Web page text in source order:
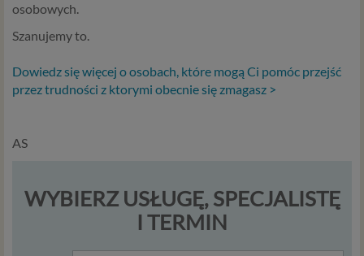
osobowych.
Szanujemy to.
Dowiedz się więcej o osobach, które mogą Ci pomóc przejść
przez trudności z ktorymi obecnie się zmagasz >
AS
WYBIERZ USŁUGĘ, SPECJALISTĘ
I TERMIN